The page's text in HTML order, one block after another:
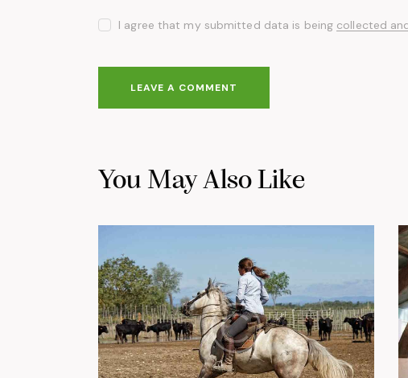
I agree that my submitted data is being collected
You May Also Like